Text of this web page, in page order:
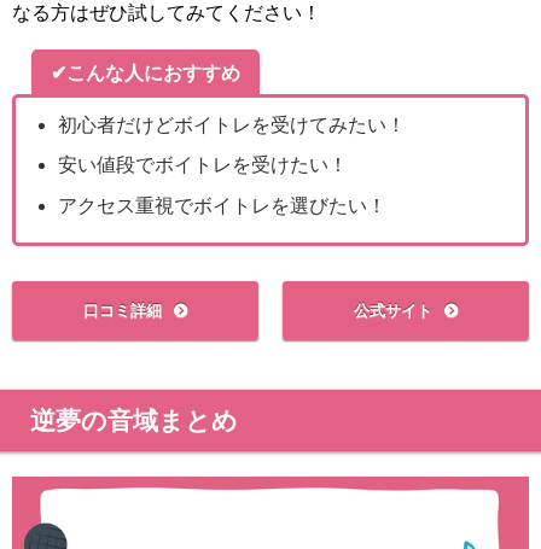
なる方はぜひ試してみてください！
✔こんな人におすすめ
初心者だけどボイトレを受けてみたい！
安い値段でボイトレを受けたい！
アクセス重視でボイトレを選びたい！
口コミ詳細 公式サイト
逆夢の音域まとめ